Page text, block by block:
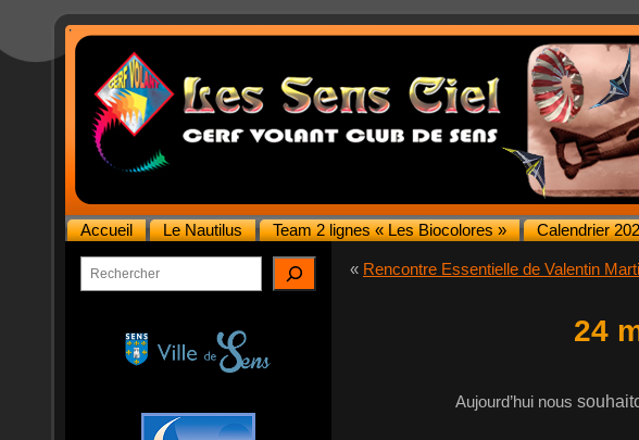
Accueil Le Nautilus Team 2 lignes « Les Biocolores » Calendrier
Rechercher
« Rencontre Essentielle de Valentin
24
Aujourd’hui nous